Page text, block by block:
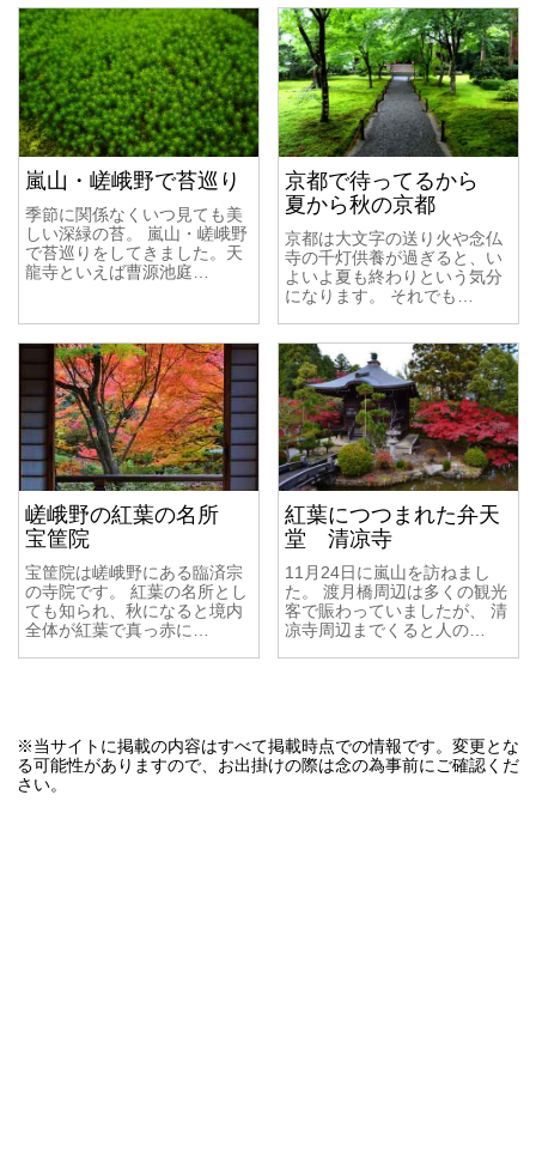
嵐山・嵯峨野で苔巡り
季節に関係なくいつ見ても美
しい深緑の苔。 嵐山・嵯峨野
で苔巡りをしてきました。天
龍寺といえば曹源池庭…
京都で待ってるから
夏から秋の京都
京都は大文字の送り火や念仏
寺の千灯供養が過ぎると、い
よいよ夏も終わりという気分
になります。 それでも…
嵯峨野の紅葉の名所
宝筐院
宝筐院は嵯峨野にある臨済宗
の寺院です。 紅葉の名所とし
ても知られ、秋になると境内
全体が紅葉で真っ赤に…
紅葉につつまれた弁天
堂 清凉寺
11月24日に嵐山を訪ねまし
た。 渡月橋周辺は多くの観光
客で賑わっていましたが、 清
凉寺周辺までくると人の…
※当サイトに掲載の内容はすべて掲載時点での情報です。変更とな
る可能性がありますので、お出掛けの際は念の為事前にご確認くだ
さい。